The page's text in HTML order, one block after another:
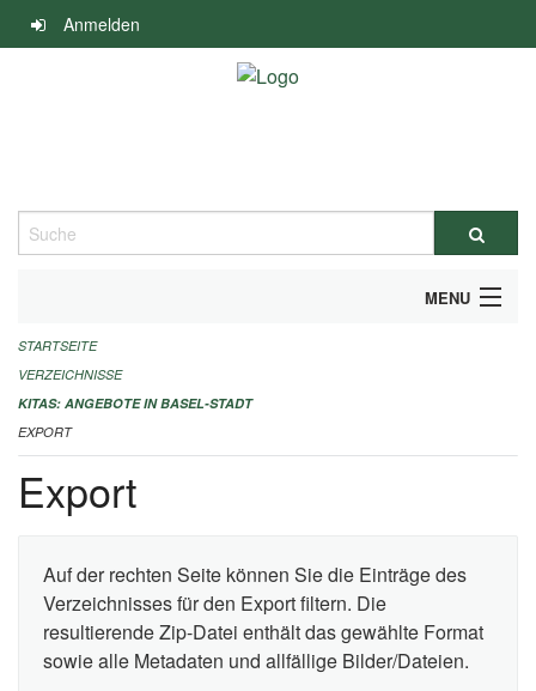
Navigation
überspringen
Anmelden
Suche
MENU
ALLGEMEINE INFORMATIONEN
IMPRESSUM
STARTSEITE
VERZEICHNISSE
KITAS: ANGEBOTE IN BASEL-STADT
EXPORT
Export
Auf der rechten Seite können Sie die Einträge des
Verzeichnisses für den Export filtern. Die
resultierende Zip-Datei enthält das gewählte Format
sowie alle Metadaten und allfällige Bilder/Dateien.